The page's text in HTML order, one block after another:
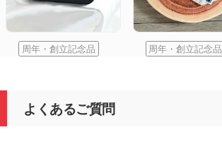
周年・創立記念品 周年・創立記念品
よくあるご質問